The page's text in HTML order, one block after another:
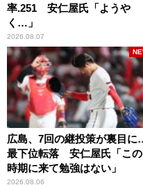
率.251 安仁屋氏「ようや
く…」
2026.08.07
広島、7回の継投策が裏目
最下位転落 安仁屋氏「この
時期に来て勉強はない」
2026.08.06